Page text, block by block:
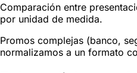
Comparación entre
por unidad de medida.
Promos complejas (banco,
normalizamos a un formato